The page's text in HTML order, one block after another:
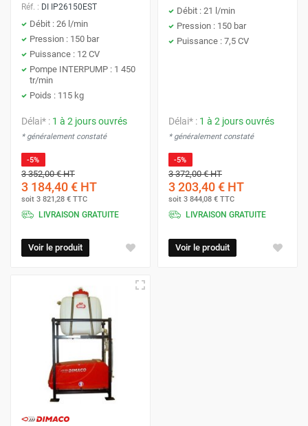
Réf. : DI IP26150EST
Débit : 26 l/min
Pression : 150 bar
Puissance : 12 CV
Pompe INTERPUMP : 1 450
tr/min
Poids : 115 kg
Délai* : 1 à 2 jours ouvrés
* généralement constaté
-5%
3 352,00 €HT
3 184,40 € HT
soit 3 821,28 € TTC
LIVRAISON GRATUITE
Voir le produit
Débit : 21 l/min
Pression : 150 bar
Puissance : 7,5 CV
Délai* : 1 à 2 jours ouvrés
* généralement constaté
-5%
3 372,00 €HT
3 203,40 € HT
soit 3 844,08 € TTC
LIVRAISON GRATUITE
Voir le produit